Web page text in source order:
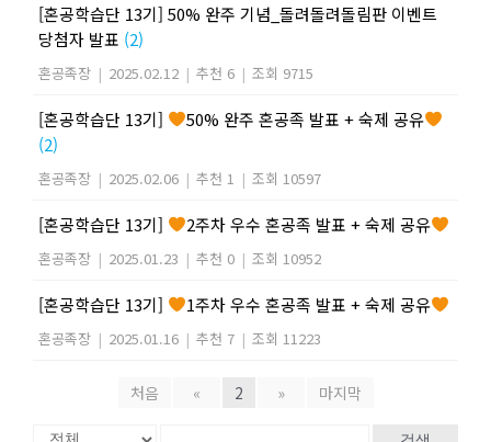
[혼공학습단 13기] 50% 완주 기념_돌려돌려돌림판 이벤트
당첨자 발표 (2)
혼공족장 | 2025.02.12 | 추천 6 | 조회 9715
[혼공학습단 13기]
50% 완주 혼공족 발표 + 숙제 공유
(2)
혼공족장 | 2025.02.06 | 추천 1 | 조회 10597
[혼공학습단 13기] 2주차 우수 혼공족 발표 + 숙제 공유
혼공족장 | 2025.01.23 | 추천 0 | 조회 10952
[혼공학습단 13기] 1주차 우수 혼공족 발표 + 숙제 공유
혼공족장 | 2025.01.16 | 추천 7 | 조회 11223
처음 « 2 » 마지막